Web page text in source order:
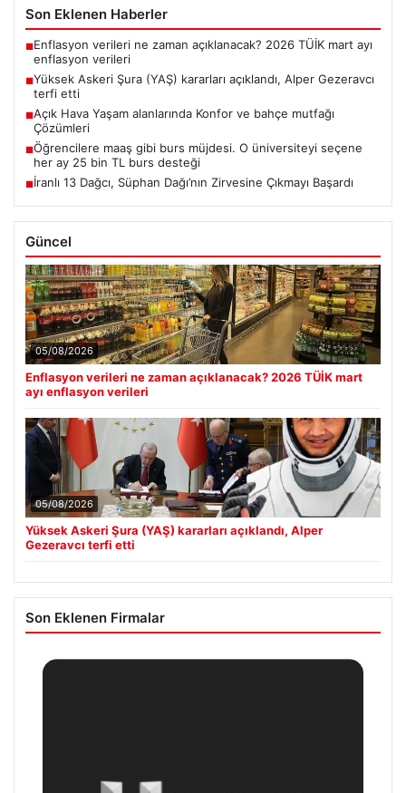
Son Eklenen Haberler
■Enflasyon verileri ne zaman açıklanacak? 2026 TÜİK mart ayı
enflasyon verileri
■Yüksek Askeri Şura (YAŞ) kararları açıklandı, Alper Gezeravcı
terfi etti
■Açık Hava Yaşam alanlarında Konfor ve bahçe mutfağı
Çözümleri
■Öğrencilere maaş gibi burs müjdesi. O üniversiteyi seçene
her ay 25 bin TL burs desteği
■İranlı 13 Dağcı, Süphan Dağı’nın Zirvesine Çıkmayı Başardı
Güncel
05/08/2026
Enflasyon verileri ne zaman açıklanacak? 2026 TÜİK mart
ayı enflasyon verileri
05/08/2026
Yüksek Askeri Şura (YAŞ) kararları açıklandı, Alper
Gezeravcı terfi etti
Son Eklenen Firmalar